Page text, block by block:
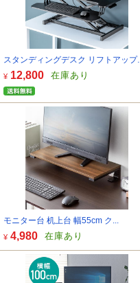
スタンディングデスク リフトアップ...
¥ 12,800 在庫あり
モニター台 机上台 幅55cm ク...
¥ 4,980 在庫あり